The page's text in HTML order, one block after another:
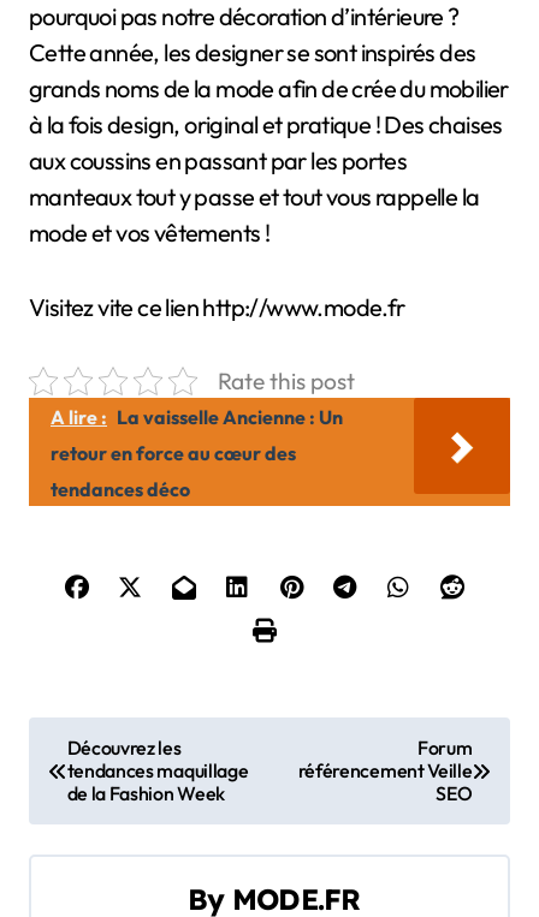
pourquoi pas notre décoration d’intérieure ?
Cette année, les designer se sont inspirés des
grands noms de la mode afin de crée du mobilier
à la fois design, original et pratique ! Des chaises
aux coussins en passant par les portes
manteaux tout y passe et tout vous rappelle la
mode et vos vêtements !
Visitez vite ce lien http://www.mode.fr
Rate this post
A lire : La vaisselle Ancienne : Un
retour en force au cœur des
tendances déco
a
v
Découvrez les
tendances maquillage
de la Fashion Week
Forum
référencement Veille
SEO
By MODE.FR